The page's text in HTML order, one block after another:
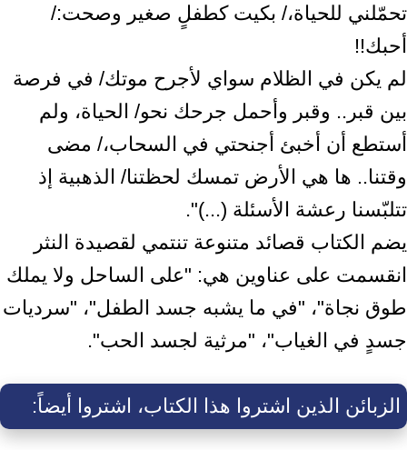
تحمّلني للحياة،/ بكيت كطفلٍ صغير وصحت:/
أحبك!!
لم يكن في الظلام سواي لأجرح موتك/ في فرصة
بين قبر.. وقبر وأحمل جرحك نحو/ الحياة، ولم
أستطع أن أخبئ أجنحتي في السحاب،/ مضى
وقتنا.. ها هي الأرض تمسك لحظتنا/ الذهبية إذ
تتلبّسنا رعشة الأسئلة (...)".
يضم الكتاب قصائد متنوعة تنتمي لقصيدة النثر
انقسمت على عناوين هي: "على الساحل ولا يملك
طوق نجاة"، "في ما يشبه جسد الطفل"، "سرديات
جسدٍ في الغياب"، "مرثية لجسد الحب".
الزبائن الذين اشتروا هذا الكتاب، اشتروا أيضاً: